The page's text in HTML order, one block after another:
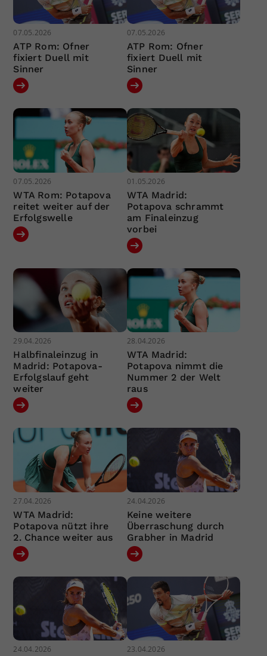
07.05.2026
ATP Rom: Ofner
fixiert Duell mit
Sinner
07.05.2026
ATP Rom: Ofner
fixiert Duell mit
Sinner
07.05.2026
WTA Rom: Potapova
reitet weiter auf der
Erfolgswelle
01.05.2026
WTA Madrid:
Potapova schrammt
am Finaleinzug
vorbei
29.04.2026
Halbfinaleinzug in
Madrid: Potapova-
Erfolgslauf geht
weiter
28.04.2026
WTA Madrid:
Potapova nimmt die
Nummer 2 der Welt
raus
27.04.2026
WTA Madrid:
Potapova nützt ihre
2. Chance weiter aus
24.04.2026
Keine weitere
Überraschung durch
Grabher in Madrid
24.04.2026 23.04.2026